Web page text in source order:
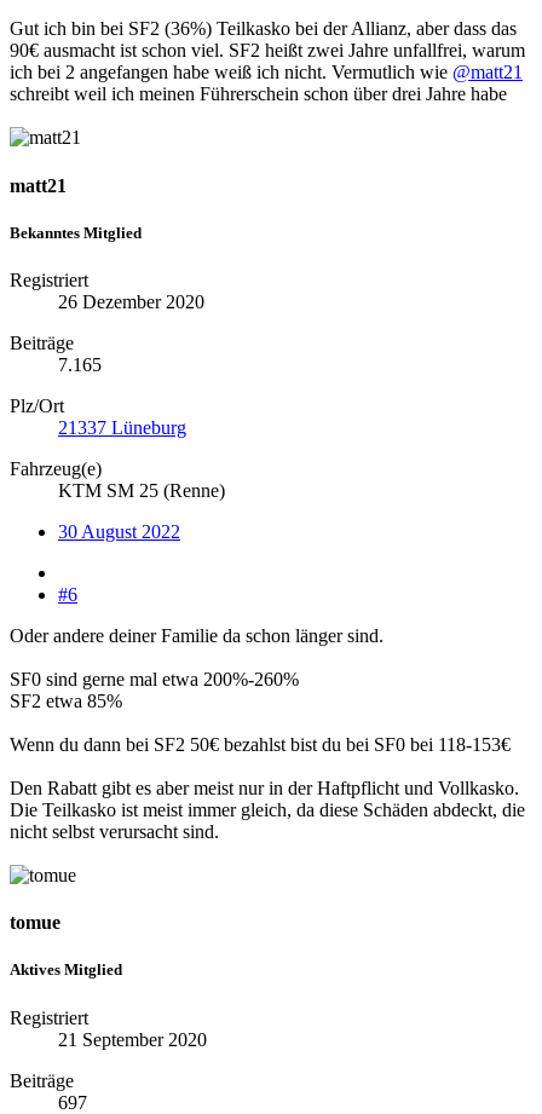
Gut ich bin bei SF2 (36%) Teilkasko bei der Allianz, aber dass das
90€ ausmacht ist schon viel. SF2 heißt zwei Jahre unfallfrei, warum
ich bei 2 angefangen habe weiß ich nicht. Vermutlich wie @matt21
schreibt weil ich meinen Führerschein schon über drei Jahre habe
matt21
Bekanntes Mitglied
Registriert
26 Dezember 2020
Beiträge
7.165
Plz/Ort
21337 Lüneburg
Fahrzeug(e)
KTM SM 25 (Renne)
30 August 2022
#6
Oder andere deiner Familie da schon länger sind.
SF0 sind gerne mal etwa 200%-260%
SF2 etwa 85%
Wenn du dann bei SF2 50€ bezahlst bist du bei SF0 bei 118-153€
Den Rabatt gibt es aber meist nur in der Haftpflicht und Vollkasko.
Die Teilkasko ist meist immer gleich, da diese Schäden abdeckt, die
nicht selbst verursacht sind.
tomue
Aktives Mitglied
Registriert
21 September 2020
Beiträge
697